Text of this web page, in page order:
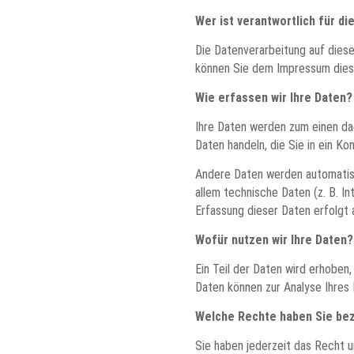
Wer ist verantwortlich für
Die Datenverarbeitung auf
können Sie dem Impressum
Wie erfassen wir Ihre Daten?
Ihre Daten werden zum einen
Daten handeln, die Sie in ein
Andere Daten werden
allem technische Daten (z. B.
Erfassung dieser Daten
Wofür nutzen wir Ihre Daten?
Ein Teil der Daten wird
Daten können zur Analyse
Welche Rechte haben Sie
Sie haben jederzeit das Recht